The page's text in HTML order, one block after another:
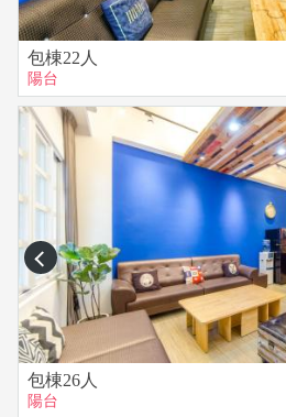
包棟22人
陽台
prev
包棟26人
陽台